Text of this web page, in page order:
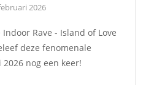
2026
Rave - Island of Love
deze fenomenale
nog een keer!